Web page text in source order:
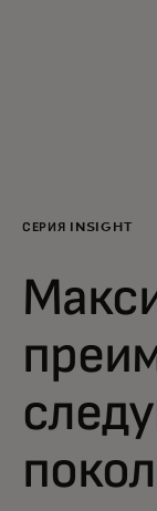
СЕРИЯ INSIGHT